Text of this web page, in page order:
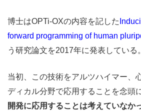
博士はOPTi-OXの内容を記した
forward programming of human
う研究論文を2017年に発表している。
当初、この技術をアルツハイマー、
ディカル分野で応用することを念頭
開発に応用することは考えていなか